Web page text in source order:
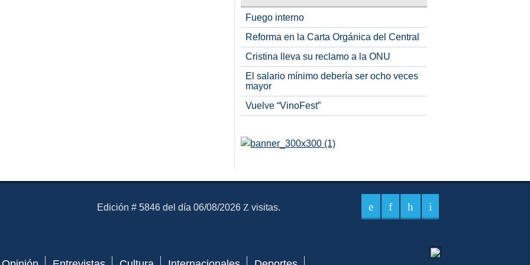
Fuego interno
Reforma en la Carta Orgánica del Central
Cristina lleva su reclamo a la ONU
El salario mínimo debería ser ocho veces
mayor
Vuelve “VinoFest”
El Mensajero Diario
Edición # 5846 del día 06/08/2026 visitas.